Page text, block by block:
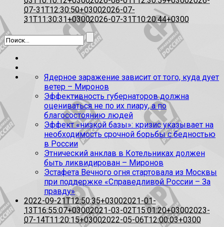
07-31T12:30:50+03002026-07-
31T11:30:31+03002026-07-31T10:20:44+0300
Ядерное заражение зависит от того, куда дует
ветер – Миронов
Эффективность губернаторов должна
оцениваться не по их пиару, а по
благосостоянию людей
Эффект «низкой базы»: кризис указывает на
необходимость срочной борьбы с бедностью
в России
Этнический анклав в Котельниках должен
быть ликвидирован – Миронов
Эстафета Вечного огня стартовала из Москвы
при поддержке «Справедливой России – За
правду»
2022-09-21T12:50:35+03002021-01-
13T16:55:07+03002021-03-02T15:01:20+03002023-
07-14T11:20:15+03002022-05-06T12:00:03+0300